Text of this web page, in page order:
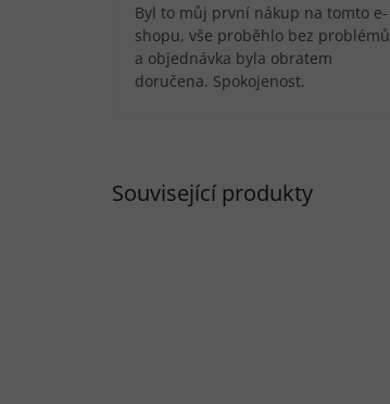
Související produkty
Byl to můj první nákup na tomto e-
shopu, vše proběhlo bez problémů
a objednávka byla obratem
doručena. Spokojenost.